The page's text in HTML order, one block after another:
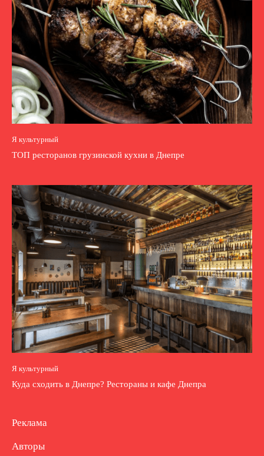
Я культурный
ТОП ресторанов грузинской кухни в Днепре
Я культурный
Куда сходить в Днепре? Рестораны и кафе Днепра
Реклама
Авторы